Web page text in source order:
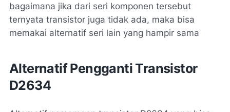
bagaimana jika dari seri komponen tersebut
ternyata transistor juga tidak ada, maka bisa
memakai alternatif seri lain yang hampir sama
Alternatif Pengganti Transistor
D2634